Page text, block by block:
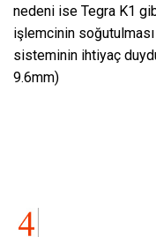
nedeni ise Tegra K1
işlemcinin
sisteminin ihtiyaç
9.6mm)